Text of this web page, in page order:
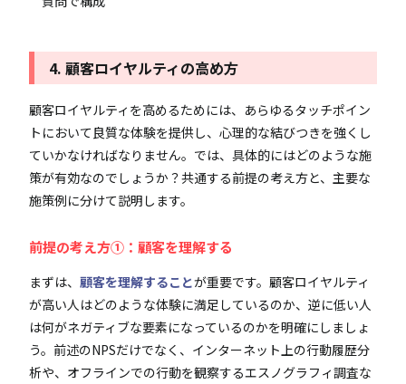
4. 顧客ロイヤルティの高め方
顧客ロイヤルティを高めるためには、あらゆるタッチポイン
トにおいて良質な体験を提供し、心理的な結びつきを強くし
ていかなければなりません。では、具体的にはどのような施
策が有効なのでしょうか？共通する前提の考え方と、主要な
施策例に分けて説明します。
前提の考え方①：顧客を理解する
まずは、 顧客を理解することが重要です。顧客ロイヤルティ
が高い人はどのような体験に満足しているのか、逆に低い人
は何がネガティブな要素になっているのかを明確にしましょ
う。前述のNPSだけでなく、インターネット上の行動履歴分
析や、オフラインでの行動を観察するエスノグラフィ調査な